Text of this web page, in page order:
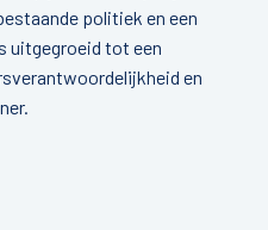
politiek en een
uitgegroeid tot een
en